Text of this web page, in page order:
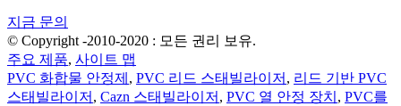
지금 문의
© Copyright -2010-2020 : 모든 권리 보유.
주요 제품, 사이트 맵
PVC 화합물 안정제 , PVC 리드 스태빌라이저 , 리드 기반 PVC
스태빌라이저 , Cazn 스태빌라이저 , PVC 열 안정 장치 , PVC를